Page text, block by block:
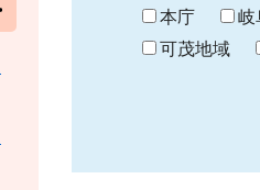
ま
り
本庁 岐
可茂地域